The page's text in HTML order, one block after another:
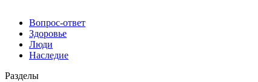
Вопрос-ответ
Здоровье
Люди
Наследие
Разделы